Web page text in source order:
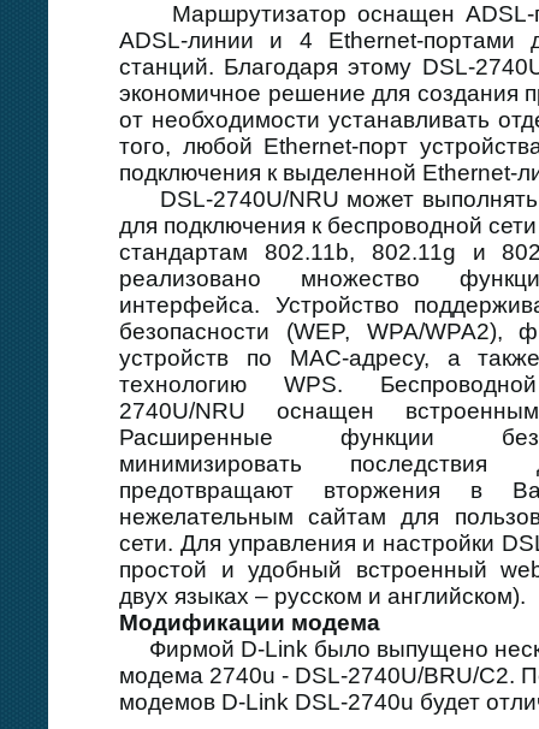
Маршрутизатор оснащен ADSL-
ADSL-линии и 4 Ethernet-портами
станций. Благодаря этому DSL-
экономичное решение для создания
от необходимости устанавливать
того, любой Ethernet-порт
подключения к выделенной Ethernet-
DSL-2740U/NRU может выполнять
для подключения к беспроводной
стандартам 802.11b, 802.11g и
реализовано множество
интерфейса. Устройство
безопасности (WEP, WPA/WPA2),
устройств по MAC-адресу, а
технологию WPS.
2740U/NRU оснащен
Расширенные функции
минимизировать
предотвращают вторжения в
нежелательным сайтам для
сети. Для управления и настройки
простой и удобный встроенный
двух языках – русском и английском).
Модификации модема
Фирмой D-Link было выпущено
модема 2740u - DSL-2740U/BRU/C2.
модемов D-Link DSL-2740u будет